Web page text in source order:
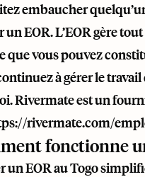
embaucher
EOR. L’EOR gère
que vous pouvez
à gérer le travail
Rivermate est un
rivermate.com/
fonctionne
un EOR au Togo